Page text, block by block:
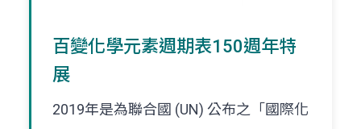
百變化學元素週期表150週年特
展
2019年是為聯合國 (UN) 公布之「國際化